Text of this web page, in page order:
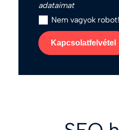
adataimat
Nem vagyok robot!
Kapcsolatfelvétel